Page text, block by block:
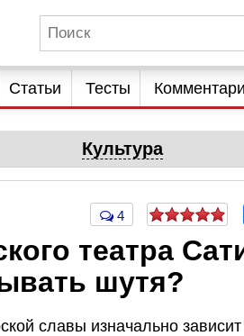
Статьи Тесты
Культура
4
театра
шутя?
славы изначально